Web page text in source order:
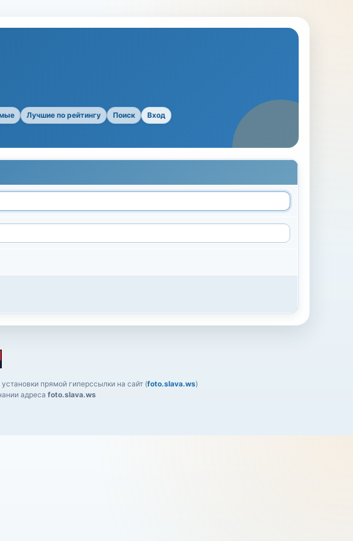
Лучшие по рейтингу Поиск Вход
прямой гиперссылки на сайт (foto.slava.ws)
адреса foto.slava.ws